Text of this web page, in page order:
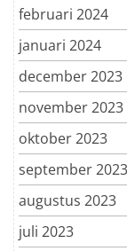
februari 2024
januari 2024
december 2023
november 2023
oktober 2023
september 2023
augustus 2023
juli 2023